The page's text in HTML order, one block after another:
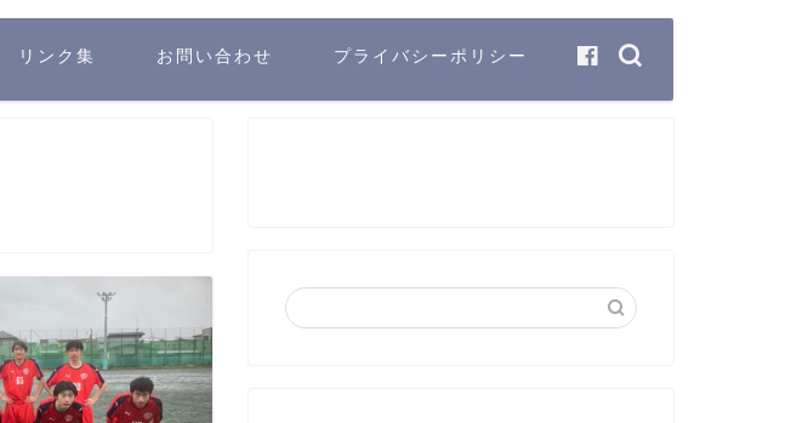
リンク集 お問い合わせ プライバシーポリシー